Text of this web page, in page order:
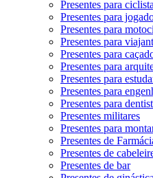
Presentes para
Presentes para
Presentes para
Presentes para
Presentes para
Presentes para
Presentes para
Presentes para
Presentes para
Presentes militares
Presentes para
Presentes de
Presentes de
Presentes de bar